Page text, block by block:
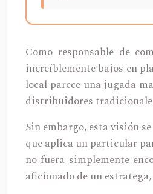
Como responsable de
increíblemente bajos en
local parece una jugada
distribuidores
Sin embargo, esta visión
que aplica un particular
no fuera simplemente
aficionado de un